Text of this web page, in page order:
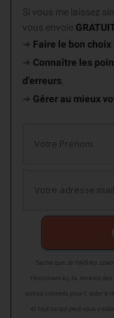
Si vous me laissez
vous envoie
➜ Faire le bon choix
➜ Connaître les
d'erreurs,
➜ Gérer au mieux
Sache que Je HAIS les
t'inscrivant ici, tu recevra
autres conseils pour t' aider à
et tout ce qui peut vous y